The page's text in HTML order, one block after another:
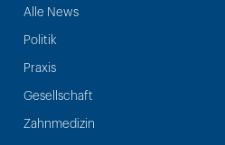
Alle News
Politik
Praxis
Gesellschaft
Zahnmedizin